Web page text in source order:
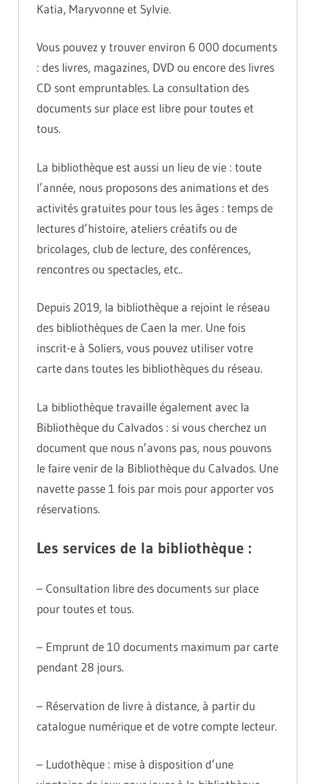
Katia, Maryvonne et Sylvie.
Vous pouvez y trouver environ 6 000 documents
: des livres, magazines, DVD ou encore des livres
CD sont empruntables. La consultation des
documents sur place est libre pour toutes et
tous.
La bibliothèque est aussi un lieu de vie : toute
l’année, nous proposons des animations et des
activités gratuites pour tous les âges : temps de
lectures d’histoire, ateliers créatifs ou de
bricolages, club de lecture, des conférences,
rencontres ou spectacles, etc..
Depuis 2019, la bibliothèque a rejoint le réseau
des bibliothèques de Caen la mer. Une fois
inscrit-e à Soliers, vous pouvez utiliser votre
carte dans toutes les bibliothèques du réseau.
La bibliothèque travaille également avec la
Bibliothèque du Calvados : si vous cherchez un
document que nous n’avons pas, nous pouvons
le faire venir de la Bibliothèque du Calvados. Une
navette passe 1 fois par mois pour apporter vos
réservations.
Les services de la bibliothèque :
– Consultation libre des documents sur place
pour toutes et tous.
– Emprunt de 10 documents maximum par carte
pendant 28 jours.
– Réservation de livre à distance, à partir du
catalogue numérique et de votre compte lecteur.
– Ludothèque : mise à disposition d’une